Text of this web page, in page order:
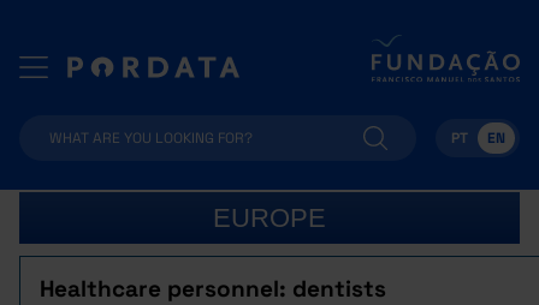
PT EN
EUROPE
Healthcare personnel: dentists